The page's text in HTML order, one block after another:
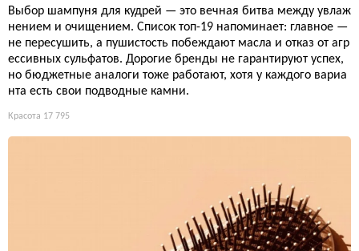
Выбор шампуня для кудрей — это вечная битва между увлаж
нением и очищением. Список топ-19 напоминает: главное —
не пересушить, а пушистость побеждают масла и отказ от агр
ессивных сульфатов. Дорогие бренды не гарантируют успех,
но бюджетные аналоги тоже работают, хотя у каждого вариа
нта есть свои подводные камни.
Красота 17 795